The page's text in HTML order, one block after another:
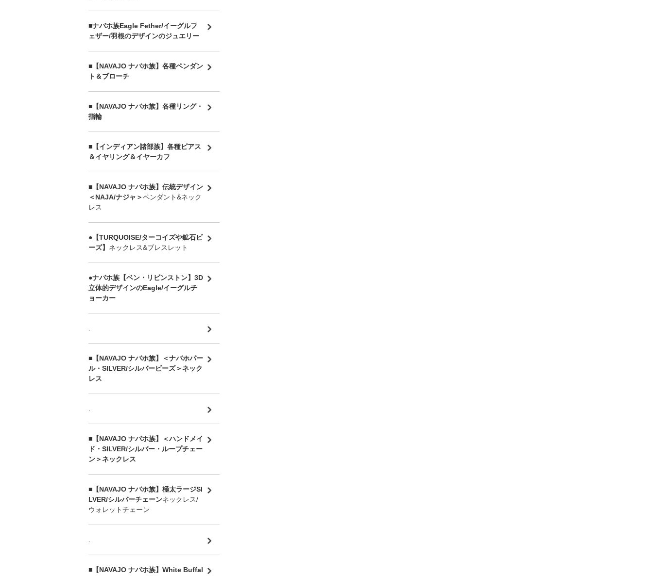
■ナバホ族Eagle Fether/イーグルフ
ェザー/羽根のデザインのジュエリー
■【NAVAJO ナバホ族】各種ペンダン
ト＆ブローチ
■【NAVAJO ナバホ族】各種リング・
指輪
■【インディアン諸部族】各種ピアス
＆イヤリング＆イヤーカフ
■【NAVAJO ナバホ族】伝統デザイン
＜NAJA/ナジャ＞ペンダント&ネック
レス
●【TURQUOISE/ターコイズや鉱石ビ
ーズ】 ネックレス&ブレスレット
●ナバホ族【ベン・リビンストン】3D
立体的デザインのEagle/イーグルチ
ョーカー
■【NAVAJO ナバホ族】＜ナバホパー
ル・SILVER/シルバービーズ＞ネック
レス
■【NAVAJO ナバホ族】＜ハンドメイ
ド・SILVER/シルバー・ループチェー
ン＞ネックレス
■【NAVAJO ナバホ族】極太ラージSI
LVER/シルバーチェーンネックレス/
ウォレットチェーン
■【NAVAJO ナバホ族】White Buffal